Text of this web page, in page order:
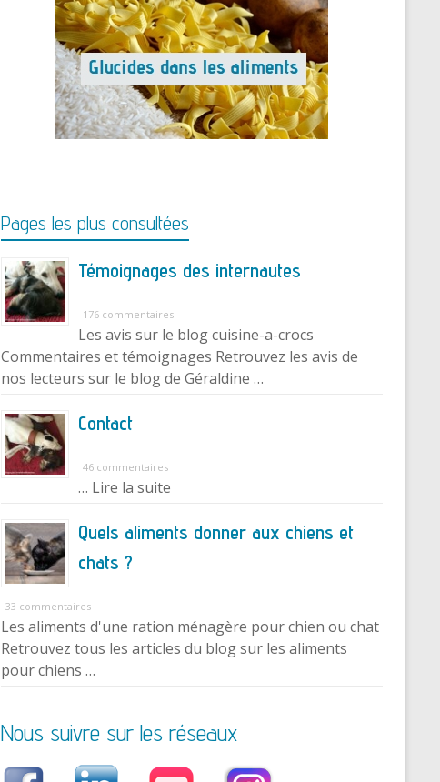
Pages les plus consultées
Témoignages des internautes
176 commentaires
Les avis sur le blog cuisine-a-crocs
Commentaires et témoignages Retrouvez les avis de
nos lecteurs sur le blog de Géraldine …
Contact
46 commentaires
… Lire la suite
Quels aliments donner aux chiens et
chats ?
33 commentaires
Les aliments d'une ration ménagère pour chien ou chat
Retrouvez tous les articles du blog sur les aliments
pour chiens …
Nous suivre sur les réseaux